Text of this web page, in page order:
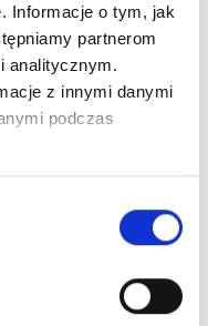
Informacje o tym, jak
partnerom
analitycznym.
z innymi danymi
podczas